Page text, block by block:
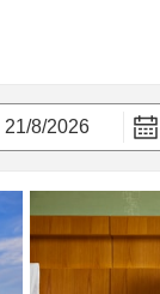
21/8/2026